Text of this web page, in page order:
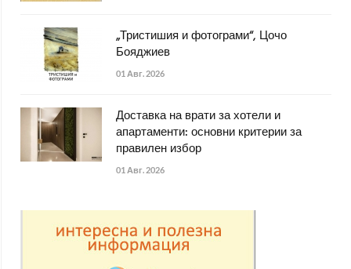
„Тристишия и фотограми“, Цочо
Бояджиев
01 Авг. 2026
Доставка на врати за хотели и
апартаменти: основни критерии за
правилен избор
01 Авг. 2026